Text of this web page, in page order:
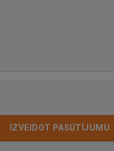
IZVEIDOT PASŪTĪJUMU